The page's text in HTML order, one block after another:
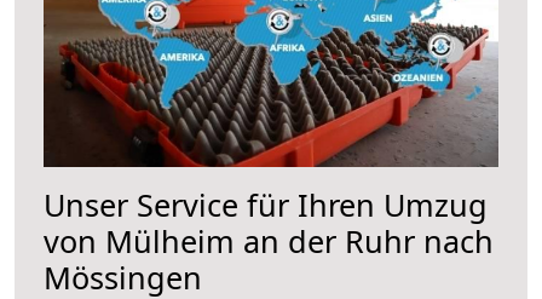
Unser Service für Ihren Umzug
von Mülheim an der Ruhr nach
Mössingen